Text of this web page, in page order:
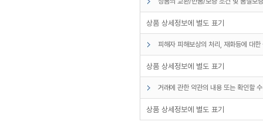
상품 상세정보에 별도 표기
피해자 피해보상의 처리, 재화등에 대
상품 상세정보에 별도 표기
거래에 관한 약관의 내용 또는 확인할
상품 상세정보에 별도 표기